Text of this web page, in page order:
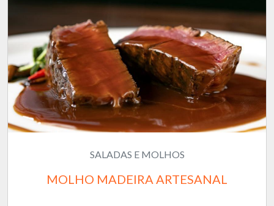
SALADAS E MOLHOS
MOLHO MADEIRA ARTESANAL